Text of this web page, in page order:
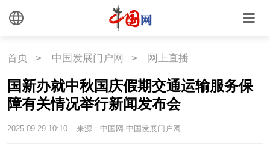
首页 > 中国发展门户网 > 网上直播
国新办就中秋国庆假期交通运输服务保
障有关情况举行新闻发布会
2025-09-29 10:10 来源：中国网·中国发展门户网